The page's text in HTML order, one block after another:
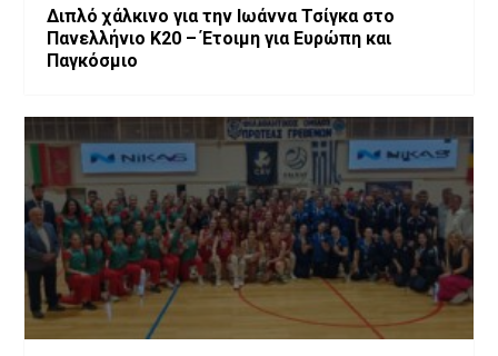
Διπλό χάλκινο για την Ιωάννα Τσίγκα στο
Πανελλήνιο Κ20 – Έτοιμη για Ευρώπη και
Παγκόσμιο